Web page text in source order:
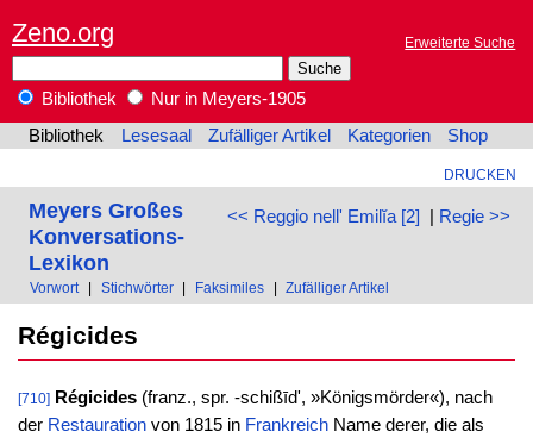
Zeno.org Erweiterte Suche
Bibliothek
Nur in Meyers-1905
Bibliothek
Lesesaal Zufälliger Artikel Kategorien Shop
DRUCKEN
<< Reggio nell' Emilĭa [2] | Regie >>
Meyers Großes
Konversations-
Lexikon
Vorwort Stichwörter Faksimiles Zufälliger Artikel
Régicides
[710] Régicides(franz., spr. -schißīd', »Königsmörder«), nach
der Restaurationvon 1815 in FrankreichName derer, die als